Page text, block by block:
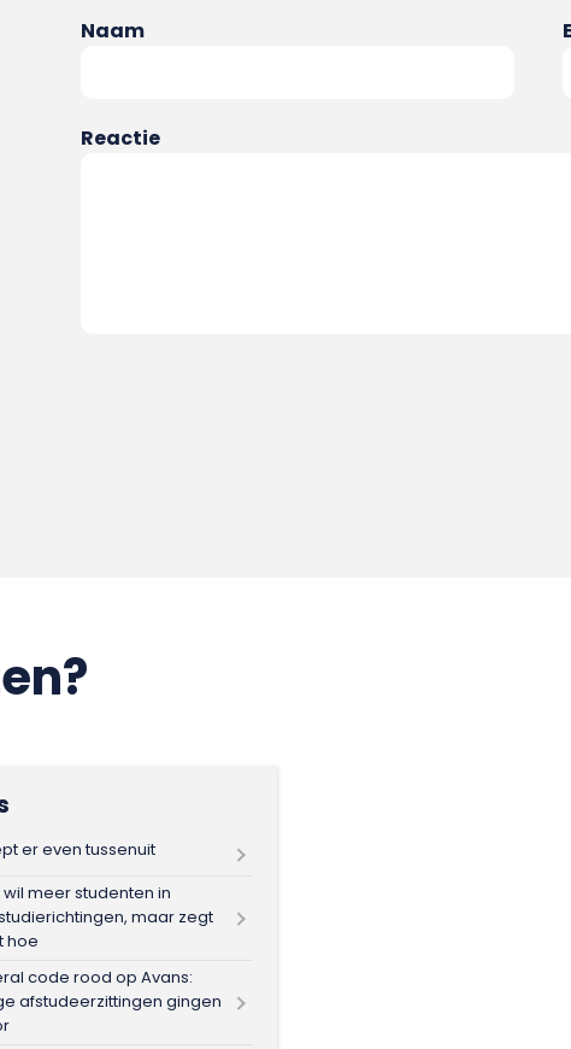
Naam
Reactie
er even tussenuit
meer studenten in
maar zegt
hoe
code rood op Avans:
afstudeerzittingen gingen